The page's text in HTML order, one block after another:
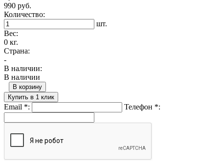
990 руб.
Количество:
шт.
Вес:
0 кг.
Страна:
-
В наличии:
В наличии
В корзину
Купить в 1 клик
Email *: Телефон *: